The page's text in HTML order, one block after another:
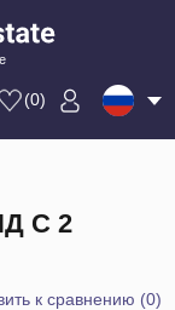
(0)
С 2
к сравнению (0)